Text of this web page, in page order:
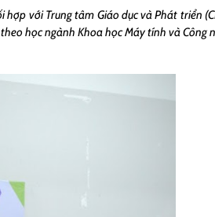
với Trung tâm Giáo dục và Phát triển
theo học ngành Khoa học Máy tính và Công